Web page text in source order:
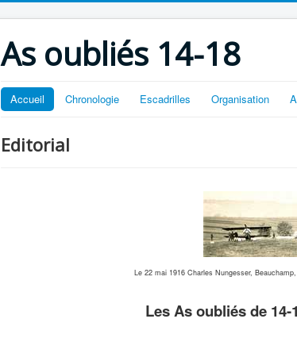
As oubliés 14-18
Accueil Chronologie Escadrilles Organisation
Editorial
Le 22 mai 1916 Charles Nungesser,
Les As oubliés de 14-